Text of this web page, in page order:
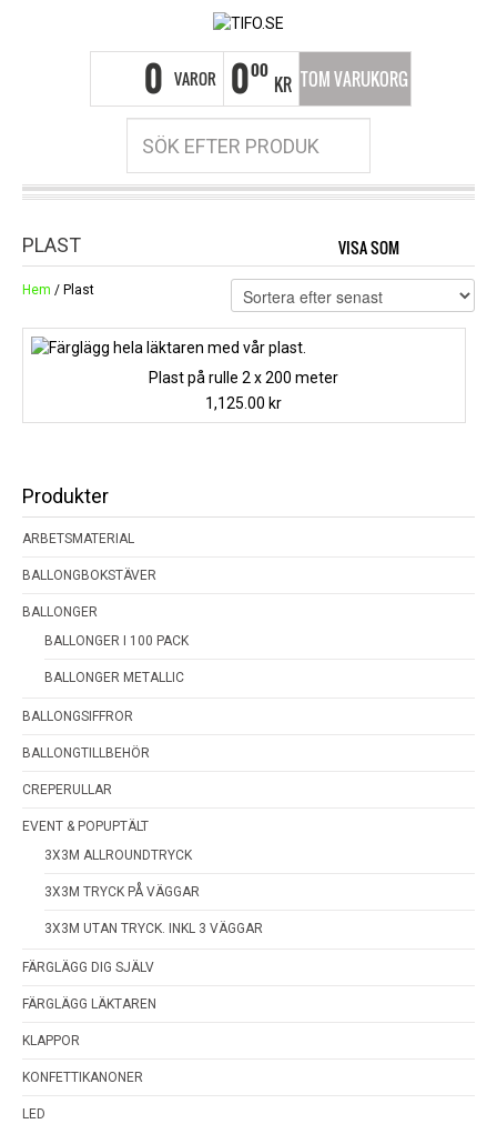
0 VAROR 000
KR TOM VARUKORG
PLAST VISA SOM
Hem / Plast
Plast på rulle 2 x 200 meter
1,125.00 kr
Produkter
ARBETSMATERIAL
BALLONGBOKSTÄVER
BALLONGER
BALLONGER I 100 PACK
BALLONGER METALLIC
BALLONGSIFFROR
BALLONGTILLBEHÖR
CREPERULLAR
EVENT & POPUPTÄLT
3X3M ALLROUNDTRYCK
3X3M TRYCK PÅ VÄGGAR
3X3M UTAN TRYCK. INKL 3 VÄGGAR
FÄRGLÄGG DIG SJÄLV
FÄRGLÄGG LÄKTAREN
KLAPPOR
KONFETTIKANONER
LED